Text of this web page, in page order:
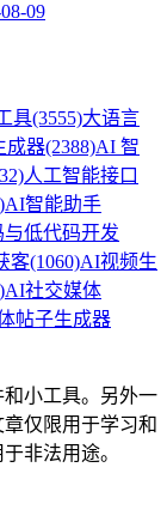
09
具(3555)大语言
成器(2388)AI 智
人工智能接口
AI智能助手
与低代码开发
客(1060)AI视频生
AI社交媒体
帖子生成器
小工具。另外一
仅限用于学习和
非法用途。